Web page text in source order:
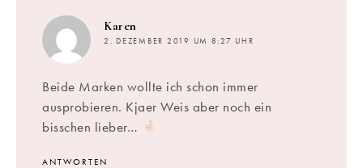
Karen
2. DEZEMBER 2019 UM 8:27 UHR
Beide Marken wollte ich schon immer
ausprobieren. Kjaer Weis aber noch ein
bisschen lieber…
ANTWORTEN